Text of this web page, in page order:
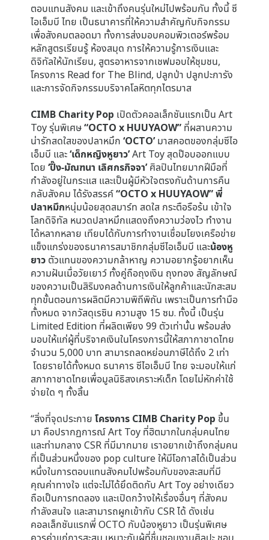
ตอบแทนสังคม และเข้าถึงคนรุ่นใหม่ไปพร้อมกัน ทั้งนี้ ซี
ไอเอ็มบี ไทย เป็นธนาคารที่ให้ความสำคัญกับกิจกรรม
เพื่อสังคมตลอดมา ทั้งการส่งมอบคอมพิวเตอร์พร้อม
หลักสูตรเรียนรู้ ห้องสมุด การให้ความรู้การเงินและ
ดิจิทัลให้นักเรียน, สูตรอาหารจากเชฟมอบให้ชุมชน,
โครงการ Read for The Blind, ปลูกป่า ปลูกปะการัง
และการจัดกิจกรรมบริจาคโลหิตทุกไตรมาส
CIMB Charity Pop เปิดตัวคอลเล็กชันแรกเป็น Art
Toy รุ่นพิเศษ“OCTO x HUUYAOW”ที่ผสานความ
น่ารักสดใสของปลาหมึก ‘OCTO’มาสคอตของกลุ่มซีไอ
เอ็มบี และ‘เด็กหญิงหูยาว’Art Toy สุดป๊อบออกแบบ
โดย ‘ปิ๊ง-มัณฑนา เลิศกรกิจจา’ศิลปินไทยมากฝีมือที่
กำลังอยู่ในกระแส และเป็นผู้มีหัวใจตรงกันด้านการคืน
กลับสังคม ได้รังสรรค์“OCTO x HUUYAOW” พี่
ปลาหมึกหนุ่มน้อยสุดสมาร์ท สดใส กระตือรือร้น เข้าใจ
โลกดิจิทัล หนวดปลาหมึกแสดงถึงความว่องไว ทำงาน
ได้หลากหลาย เทียบได้กับการทำงานเชื่อมโยงเครือข่าย
แข็งแกร่งของธนาคารสมาชิกกลุ่มซีไอเอ็มบี และน้องหู
ยาวตัวแทนของความกล้าหาญ ความอยากรู้อยากเห็น
ความฝันเมื่อวัยเยาว์ ทั้งคู่ถือถุงเงิน ถุงทอง สัญลักษณ์
ของความเป็นสิริมงคลด้านการเงินให้ลูกค้าและนักสะสม
ทุกขั้นตอนการผลิตมีความพิถีพิถัน เพราะเป็นการทำมือ
ทั้งหมด จากวัสดุเรซิน ความสูง 15 ซม. ทั้งนี้ เป็นรุ่น
Limited Edition ที่ผลิตเพียง 99 ตัวเท่านั้น พร้อมส่ง
มอบให้แก่ผู้ที่บริจาคเงินในโครงการนี้ให้สภากาชาดไทย
จำนวน 5,000 บาท สามารถลดหย่อนภาษีได้ถึง 2 เท่า
โดยรายได้ทั้งหมด ธนาคาร ซีไอเอ็มบี ไทย จะมอบให้แก่
สภากาชาดไทยเพื่อมูลนิธิสงเคราะห์เด็ก โดยไม่หักค่าใช้
จ่ายใด ๆ ทั้งสิ้น
“สิ่งที่จุดประกาย โครงการ CIMB Charity Pop ขึ้น
มา คือปรากฏการณ์ Art Toy ที่ฮิตมากในกลุ่มคนไทย
และท่ามกลาง CSR ที่มีมากมาย เราอยากเข้าถึงกลุ่มคน
ที่เป็นส่วนหนึ่งของ pop culture ให้มีโอกาสได้เป็นส่วน
หนึ่งในการตอบแทนสังคมไปพร้อมกับของสะสมที่มี
คุณค่าทางใจ แต่จะไม่ได้ยึดติดกับ Art Toy อย่างเดียว
ถือเป็นการทดลอง และเปิดกว้างให้เรื่องอื่นๆ ที่สังคม
กำลังสนใจ และสามารถผูกเข้ากับ CSR ได้ ดังเช่น
คอลเล็กชันแรกพี่ OCTO กับน้องหูยาว เป็นรุ่นพิเศษ